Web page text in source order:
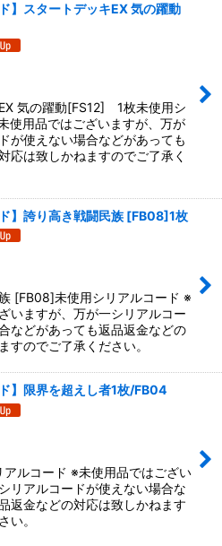
絞り込む
】スタートデッキEX 気の躍動
気の躍動[FS12] 1枚未使用シ
使用品ではございますが、万が
が使えない場合などがあっても
応は致しかねますのでご了承く
ド】誇り高き戦闘民族 [FB08]1枚
[FB08]未使用シリアルコード ※
いますが、万が一シリアルコー
などがあっても返品返金などの
すのでご了承ください。
】限界を超えし者1枚/FB04
アルコード ※未使用品ではござい
リアルコードが使えない場合な
返金などの対応は致しかねます
い。